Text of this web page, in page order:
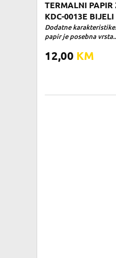
TERMALNI PAPIR
KDC-0013E BIJELI
Dodatne
papir je posebna
12,00 KM